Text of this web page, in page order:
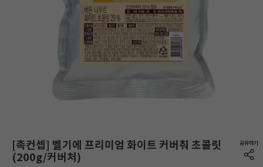
[촉컨셉] 벨기에 프리미엄 화이트 커버춰 초콜릿
(200g/커버처)